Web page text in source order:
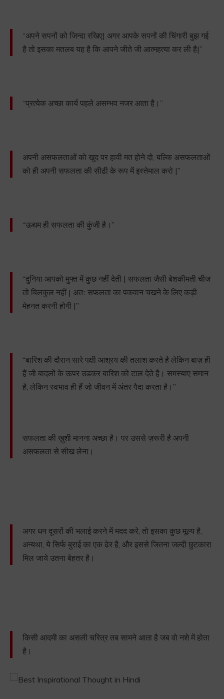
“अपने सपनों को जिन्दा रखिए| अगर आपके सपनों की चिंगारी बुझ गई
है तो इसका मतलब यह है कि आपने जीते जी आत्महत्या कर ली है|”
“प्रत्येक अच्छा कार्य पहले असम्भव नजर आता है।”
अपनी असफलताओं को खुद पर हावी मत होने दो, बल्कि असफलताओं
को ही अपनी सफलता की सीढी के रूप में इस्तेमाल करो |”
“ऊद्यम ही सफलता की कुंजी है।”
“दुनिया आपको मुफ्त में कुछ नहीं देती | सफलता जैसी बेशकीमती चीज
तो बिलकुल नहीं | अतः सफलता का पकवान चखने के लिए कड़ी
मेहनत करनी होगी |”
“बारिश की दौरान सारे पक्षी आश्रय की तलाश करते है लेकिन बाज़ ही
हैं जी बादलों के ऊपर उडकर बारिश को टाल देते है। समस्याए समान
है, लेकिन स्वभाव ही हैं जो जीवन में अंतर पैदा करता है।”
सफलता की ख़ुशी मानना अच्छा है। पर उससे ज़रूरी है अपनी
असफलता से सीख लेना।
अगर धन दूसरों की भलाई करने में मदद करे, तो इसका कुछ मूल्य है,
अन्यथा, ये सिर्फ बुराई का एक ढेर है, और इससे जितना जल्दी छुटकारा
मिल जाये उतना बेहतर है।
किसी आदमी का असली चरित्र तब सामने आता है जब वो नशे में होता
है।